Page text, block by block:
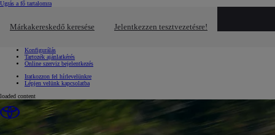
Ugrás a fő tartalomra(Press Enter)
Márkakereskedő keresése Jelentkezzen tesztvezetésre!
Gyors linkek
Kattintson ide a bezáráshoz
Konfigurálás
Tartozék ajánlatkérés
Online szerviz bejelentkezés
Iratkozzon fel hírlevelünkre
Lépjen velünk kapcsolatba
loaded content